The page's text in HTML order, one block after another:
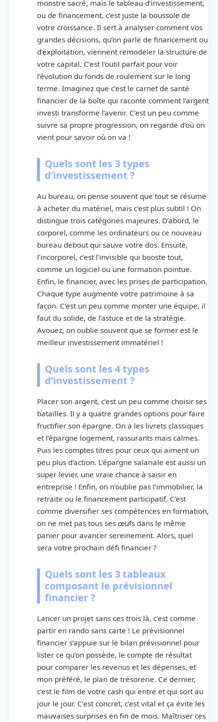
monstre sacré, mais le tableau d’investissement,
ou de financement, c’est juste la boussole de
votre croissance. Il sert à analyser comment vos
grandes décisions, qu’on parle de financement ou
d’exploitation, viennent remodeler la structure de
votre capital. C’est l’outil parfait pour voir
l’évolution du fonds de roulement sur le long
terme. Imaginez que c’est le carnet de santé
financier de la boîte qui raconte comment l’argent
investi transforme l’avenir. C’est un peu comme
suivre sa propre progression, on regarde d’où on
vient pour savoir où on va !
Quels sont les 3 types
d’investissement ?
Au bureau, on pense souvent que tout se résume
à acheter du matériel, mais c’est plus subtil ! On
distingue trois catégories majeures. D’abord, le
corporel, comme les ordinateurs ou ce nouveau
bureau debout qui sauve votre dos. Ensuite,
l’incorporel, c’est l’invisible qui booste tout,
comme un logiciel ou une formation pointue.
Enfin, le financier, avec les prises de participation.
Chaque type augmente votre patrimoine à sa
façon. C’est un peu comme monter une équipe, il
faut du solide, de l’astuce et de la stratégie.
Avouez, on oublie souvent que se former est le
meilleur investissement immatériel !
Quels sont les 4 types
d’investissement ?
Placer son argent, c’est un peu comme choisir ses
batailles. Il y a quatre grandes options pour faire
fructifier son épargne. On a les livrets classiques
et l’épargne logement, rassurants mais calmes.
Puis les comptes titres pour ceux qui aiment un
peu plus d’action. L’épargne salariale est aussi un
super levier, une vraie chance à saisir en
entreprise ! Enfin, on n’oublie pas l’immobilier, la
retraite ou le financement participatif. C’est
comme diversifier ses compétences en formation,
on ne met pas tous ses œufs dans le même
panier pour avancer sereinement. Alors, quel
sera votre prochain défi financier ?
Quels sont les 3 tableaux
composant le prévisionnel
financier ?
Lancer un projet sans ces trois là, c’est comme
partir en rando sans carte ! Le prévisionnel
financier s’appuie sur le bilan prévisionnel pour
lister ce qu’on possède, le compte de résultat
pour comparer les revenus et les dépenses, et
mon préféré, le plan de trésorerie. Ce dernier,
c’est le film de votre cash qui entre et qui sort au
jour le jour. C’est concret, c’est vital et ça évite les
mauvaises surprises en fin de mois. Maîtriser ces